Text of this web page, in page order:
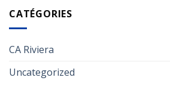
CATÉGORIES
CA Riviera
Uncategorized